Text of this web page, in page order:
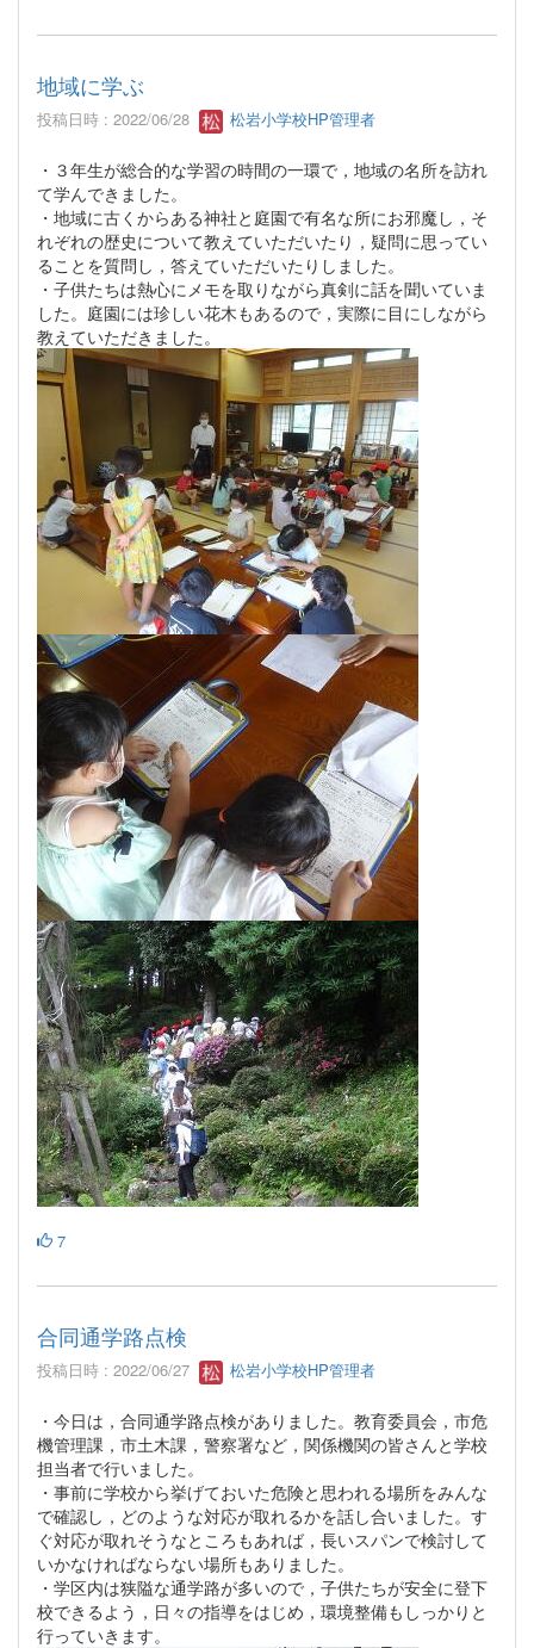
地域に学ぶ
投稿日時 : 2022/06/28 松岩小学校HP管理者
・３年生が総合的な学習の時間の一環で，地域の名所を訪れ
て学んできました。
・地域に古くからある神社と庭園で有名な所にお邪魔し，そ
れぞれの歴史について教えていただいたり，疑問に思ってい
ることを質問し，答えていただいたりしました。
・子供たちは熱心にメモを取りながら真剣に話を聞いていま
した。庭園には珍しい花木もあるので，実際に目にしながら
教えていただきました。
7
合同通学路点検
投稿日時 : 2022/06/27 松岩小学校HP管理者
・今日は，合同通学路点検がありました。教育委員会，市危
機管理課，市土木課，警察署など，関係機関の皆さんと学校
担当者で行いました。
・事前に学校から挙げておいた危険と思われる場所をみんな
で確認し，どのような対応が取れるかを話し合いました。す
ぐ対応が取れそうなところもあれば，長いスパンで検討して
いかなければならない場所もありました。
・学区内は狭隘な通学路が多いので，子供たちが安全に登下
校できるよう，日々の指導をはじめ，環境整備もしっかりと
行っていきます。